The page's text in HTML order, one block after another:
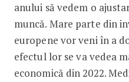
anului să vedem o
muncă. Mare parte din
europene vor veni în a
efectul lor se va vedea
economică din 2022.